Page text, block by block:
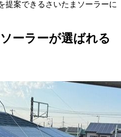
提案できるさいたまソーラーに
ーラーが選ばれる